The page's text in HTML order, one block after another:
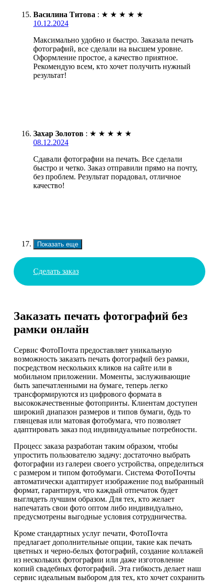
Василина Титова : ★ ★ ★ ★ ★
10.12.2024
Максимально удобно и быстро. Заказала печать
фотографий, все сделали на высшем уровне.
Оформление простое, а качество приятное.
Рекомендую всем, кто хочет получить нужный
результат!
Захар Золотов : ★ ★ ★ ★ ★
08.12.2024
Сдавали фотографии на печать. Все сделали
быстро и четко. Заказ отправили прямо на почту,
без проблем. Результат порадовал, отличное
качество!
Показать еще
Сделать заказ
Заказать печать фотографий без
рамки онлайн
Сервис ФотоПочта предоставляет уникальную
возможность заказать печать фотографий без рамки,
посредством нескольких кликов на сайте или в
мобильном приложении. Моменты, заслуживающие
быть запечатленными на бумаге, теперь легко
трансформируются из цифрового формата в
высококачественные фотопринты. Клиентам доступен
широкий диапазон размеров и типов бумаги, будь то
глянцевая или матовая фотобумага, что позволяет
адаптировать заказ под индивидуальные потребности.
Процесс заказа разработан таким образом, чтобы
упростить пользователю задачу: достаточно выбрать
фотографии из галереи своего устройства, определиться
с размером и типом фотобумаги. Система ФотоПочты
автоматически адаптирует изображение под выбранный
формат, гарантируя, что каждый отпечаток будет
выглядеть лучшим образом. Для тех, кто желает
напечатать свои фото оптом либо индивидуально,
предусмотрены выгодные условия сотрудничества.
Кроме стандартных услуг печати, ФотоПочта
предлагает дополнительные опции, такие как печать
цветных и черно-белых фотографий, создание коллажей
из нескольких фотографии или даже изготовление
копий свадебных фотографий. Эта гибкость делает наш
сервис идеальным выбором для тех, кто хочет сохранить